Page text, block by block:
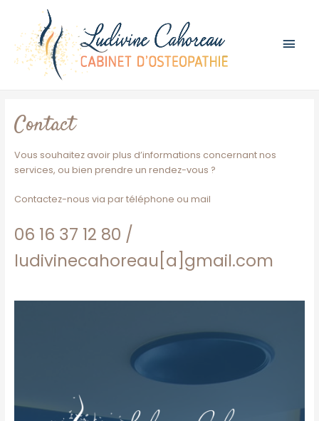
Contact
Vous souhaitez avoir plus d’informations concernant nos
services, ou bien prendre un rendez-vous ?
Contactez-nous via par téléphone ou mail
06 16 37 12 80 /
ludivinecahoreau[a] gmail.com